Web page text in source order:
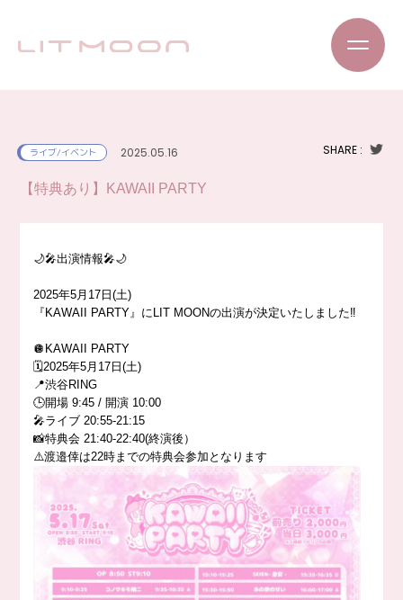
ライブ/イベント 2025.05.16 SHARE :
【特典あり】KAWAII PARTY
🌙🎤出演情報🎤🌙
2025年5月17日(土)
『KAWAII PARTY』にLIT MOONの出演が決定いたしました‼️
🪩KAWAII PARTY
🗓️2025年5月17日(土)
📍渋谷RING
🕒開場 9:45 / 開演 10:00
🎤ライブ 20:55-21:15
📸特典会 21:40-22:40(終演後）
⚠️渡邉倖は22時までの特典会参加となります